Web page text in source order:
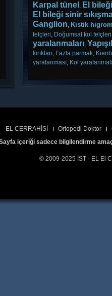
Karpal tünel , El
El bileği sinir
Ganglion, Kistik
felçleri, Doğumsal kol felçleri
yaralanmaları,
kırıkları, Fazla parmak,
yaralanması, Kol
EL CERRAHİSİ Ortopedi Doktor
içeriği sadece bilgilendirme
© 2009-2025 İST - EL El